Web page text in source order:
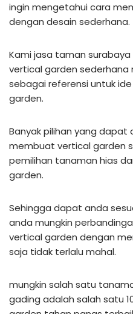
ingin mengetahui cara
dengan desain sederhana.
Kami jasa taman
vertical garden sederhana
sebagai referensi untuk
garden.
Banyak pilihan yang dapat
membuat vertical garden
pemilihan tanaman hias
garden.
Sehingga dapat anda
anda mungkin
vertical garden dengan
saja tidak terlalu mahal.
mungkin salah satu
gading adalah salah satu